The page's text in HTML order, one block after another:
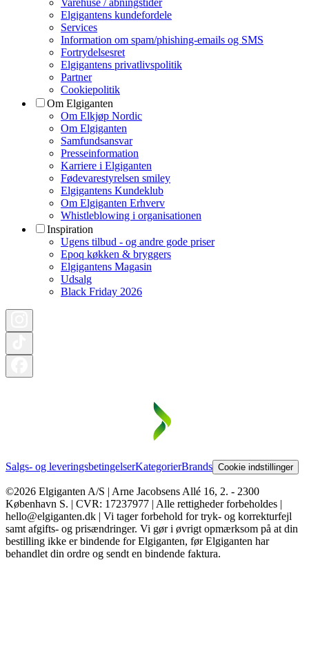
Elgigantens kundefordele
Services
Information om spam/phishing-emails og SMS
Fortrydelsesret
Elgigantens privatlivspolitik
Partner
Cookiepolitik
Om Elgiganten
Om Elkjøp Nordic
Om Elgiganten
Samfundsansvar
Presseinformation
Karriere i Elgiganten
Fødevarestyrelsen smiley
Elgigantens Kundeklub
Om Elgiganten Erhverv
Whistleblowing i organisationen
Inspiration
Ugens tilbud - og andre gode priser
Epoq køkken & bryggers
Elgigantens Magasin
Udsalg
Black Friday 2026
Salgs- og leveringsbetingelserKategorierBrands Cookie indstillinger
©2026 Elgiganten A/S | Arne Jacobsens Allé 16, 2. - 2300
København S. | CVR: 17237977 | Alle rettigheder forbeholdes |
hello@elgiganten.dk | Vi tager forbehold for tryk- og korrekturfejl
samt afgifts- og prisændringer. Vi gør i øvrigt opmærksom på at din
bestilling ikke er bindende for Elgiganten, før Elgiganten har
behandlet din ordre og sendt en bindende faktura.